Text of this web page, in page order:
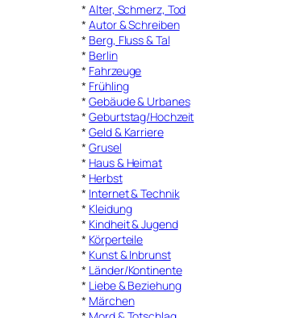
*Alter, Schmerz, Tod
*Autor & Schreiben
* Berg, Fluss & Tal
* Berlin
* Fahrzeuge
* Frühling
*Gebäude & Urbanes
*Geburtstag/Hochzeit
*Geld & Karriere
*Grusel
* Haus & Heimat
* Herbst
* Internet & Technik
* Kleidung
* Kindheit & Jugend
* Körperteile
* Kunst & Inbrunst
* Länder/Kontinente
* Liebe & Beziehung
* Märchen